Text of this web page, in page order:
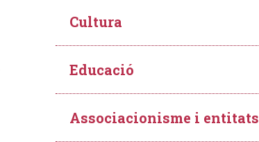
Cultura
Educació
Associacionisme i entitats